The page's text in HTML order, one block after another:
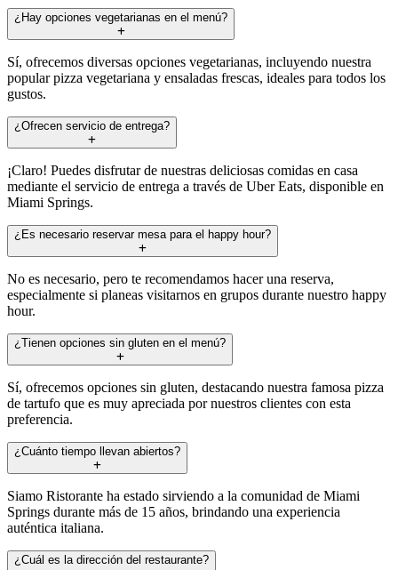
¿Hay opciones vegetarianas en el menú?
Sí, ofrecemos diversas opciones vegetarianas, incluyendo nuestra
popular pizza vegetariana y ensaladas frescas, ideales para todos los
gustos.
¿Ofrecen servicio de entrega?
¡Claro! Puedes disfrutar de nuestras deliciosas comidas en casa
mediante el servicio de entrega a través de Uber Eats, disponible en
Miami Springs.
¿Es necesario reservar mesa para el happy hour?
No es necesario, pero te recomendamos hacer una reserva,
especialmente si planeas visitarnos en grupos durante nuestro happy
hour.
¿Tienen opciones sin gluten en el menú?
Sí, ofrecemos opciones sin gluten, destacando nuestra famosa pizza
de tartufo que es muy apreciada por nuestros clientes con esta
preferencia.
¿Cuánto tiempo llevan abiertos?
Siamo Ristorante ha estado sirviendo a la comunidad de Miami
Springs durante más de 15 años, brindando una experiencia
auténtica italiana.
¿Cuál es la dirección del restaurante?